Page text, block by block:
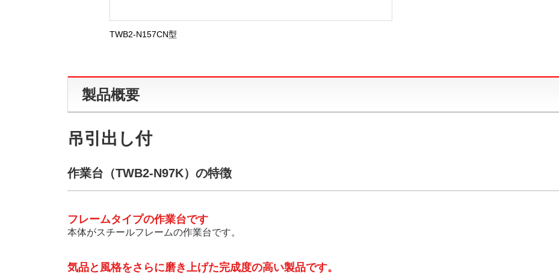
TWB2-N157CN型
製品概要
吊引出し付
作業台（TWB2-N97K）の特徴
フレームタイプの作業台です
本体がスチールフレームの作業台です。
気品と風格をさらに磨き上げた完成度の高い製品です。